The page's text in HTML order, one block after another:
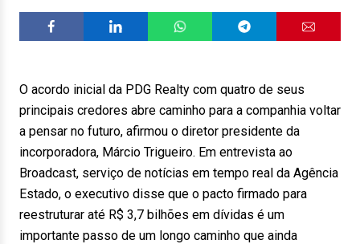
O acordo inicial da PDG Realty com quatro de seus
principais credores abre caminho para a companhia voltar
a pensar no futuro, afirmou o diretor presidente da
incorporadora, Márcio Trigueiro. Em entrevista ao
Broadcast, serviço de notícias em tempo real da Agência
Estado, o executivo disse que o pacto firmado para
reestruturar até R$ 3,7 bilhões em dívidas é um
importante passo de um longo caminho que ainda